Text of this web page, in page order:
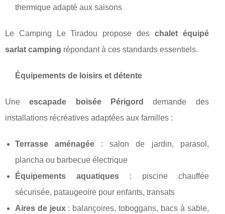
thermique adapté aux saisons
Le Camping Le Tiradou propose des chalet équipé
sarlat camping répondant à ces standards essentiels.
Équipements de loisirs et détente
Uneescapade boisée Périgord
demande des
installations récréatives adaptées aux familles :
Terrasse aménagée : salon de jardin, parasol,
plancha ou barbecue électrique
Équipements aquatiques: piscine chauffée
sécurisée, pataugeoire pour enfants, transats
Aires de jeux: balançoires, toboggans, bacs à sable,